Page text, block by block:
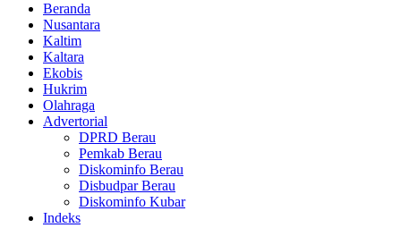
Beranda
Nusantara
Kaltim
Kaltara
Ekobis
Hukrim
Olahraga
Advertorial
DPRD Berau
Pemkab Berau
Diskominfo Berau
Disbudpar Berau
Diskominfo Kubar
Indeks